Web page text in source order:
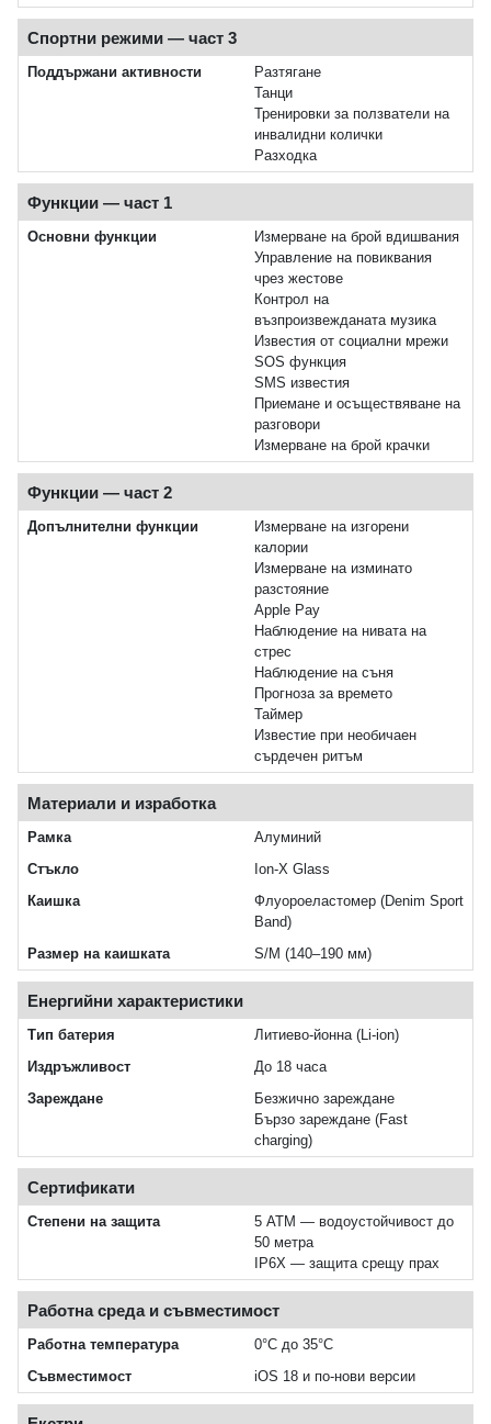
Спортни режими — част 3
Поддържани активности
Разтягане
Танци
Тренировки за ползватели на
инвалидни колички
Разходка
Функции — част 1
Основни функции
Измерване на брой вдишвания
Управление на повиквания
чрез жестове
Контрол на
възпроизвежданата музика
Известия от социални мрежи
SOS функция
SMS известия
Приемане и осъществяване на
разговори
Измерване на брой крачки
Функции — част 2
Допълнителни функции
Измерване на изгорени
калории
Измерване на изминато
разстояние
Apple Pay
Наблюдение на нивата на
стрес
Наблюдение на съня
Прогноза за времето
Таймер
Известие при необичаен
сърдечен ритъм
Материали и изработка
Рамка
Алуминий
Стъкло
Ion‑X Glass
Каишка
Флуороеластомер (Denim Sport
Band)
Размер на каишката
S/M (140–190 мм)
Енергийни характеристики
Тип батерия
Литиево-йонна (Li‑ion)
Издръжливост
До 18 часа
Зареждане
Безжично зареждане
Бързо зареждане (Fast
charging)
Сертификати
Степени на защита
5 ATM — водоустойчивост до
50 метра
IP6X — защита срещу прах
Работна среда и съвместимост
Работна температура
0°C до 35°C
Съвместимост
iOS 18 и по‑нови версии